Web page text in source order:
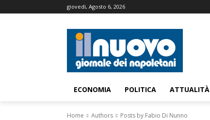
giovedì, Agosto 6, 2026
ECONOMIA POLITICA ATTUALITÀ
Home Authors Posts by Fabio Di Nunno